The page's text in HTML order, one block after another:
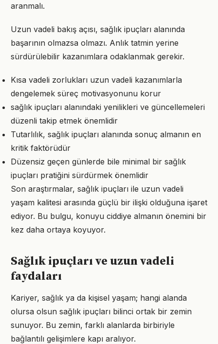
aranmalı.
Uzun vadeli bakış açısı, sağlık ipuçları alanında
başarının olmazsa olmazı. Anlık tatmin yerine
sürdürülebilir kazanımlara odaklanmak gerekir.
Kısa vadeli zorlukları uzun vadeli kazanımlarla
dengelemek süreç motivasyonunu korur
sağlık ipuçları alanındaki yenilikleri ve güncellemeleri
düzenli takip etmek önemlidir
Tutarlılık, sağlık ipuçları alanında sonuç almanın en
kritik faktörüdür
Düzensiz geçen günlerde bile minimal bir sağlık
ipuçları pratiğini sürdürmek önemlidir
Son araştırmalar, sağlık ipuçları ile uzun vadeli
yaşam kalitesi arasında güçlü bir ilişki olduğuna işaret
ediyor. Bu bulgu, konuyu ciddiye almanın önemini bir
kez daha ortaya koyuyor.
Sağlık ipuçları ve uzun vadeli
faydaları
Kariyer, sağlık ya da kişisel yaşam; hangi alanda
olursa olsun sağlık ipuçları bilinci ortak bir zemin
sunuyor. Bu zemin, farklı alanlarda birbiriyle
bağlantılı gelişimlere kapı aralıyor.